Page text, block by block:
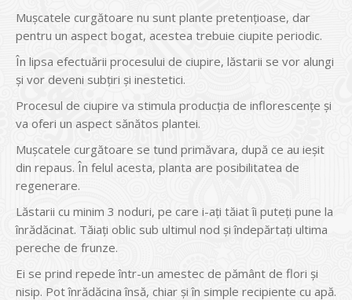
Mușcatele curgătoare nu sunt plante pretențioase, dar
pentru un aspect bogat, acestea trebuie ciupite periodic.
În lipsa efectuării procesului de ciupire, lăstarii se vor alungi
și vor deveni subțiri și inestetici.
Procesul de ciupire va stimula producția de inflorescențe și
va oferi un aspect sănătos plantei.
Mușcatele curgătoare se tund primăvara, după ce au ieșit
din repaus. În felul acesta, planta are posibilitatea de
regenerare.
Lăstarii cu minim 3 noduri, pe care i-ați tăiat îi puteți pune la
înrădăcinat. Tăiați oblic sub ultimul nod și îndepărtați ultima
pereche de frunze.
Ei se prind repede într-un amestec de pământ de flori și
nisip. Pot înrădăcina însă, chiar și în simple recipiente cu apă.